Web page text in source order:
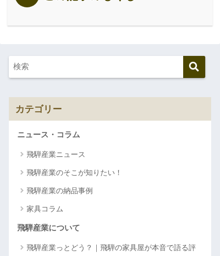
カテゴリー
ニュース・コラム
飛騨産業ニュース
飛騨産業のそこが知りたい！
飛騨産業の納品事例
家具コラム
飛騨産業について
飛騨産業っとどう？｜飛騨の家具屋が本音で語る評